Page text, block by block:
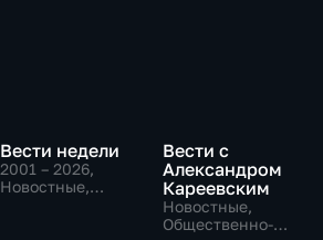
Вести недели
2001 – 2026,
Новостные,
Вести с
Александром
Кареевским
Новостные,
Общественно-